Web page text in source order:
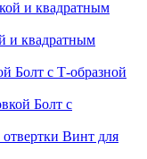
и квадратным
Болт с Т-образной
Болт с
Винт для